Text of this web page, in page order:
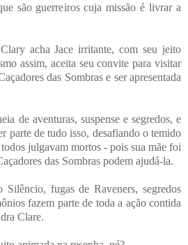
são guerreiros cuja missão é livrar a
acha Jace irritante, com seu jeito
assim, aceita seu convite para visitar
das Sombras e ser apresentada
de aventuras, suspense e segredos, e
parte de tudo isso, desafiando o temido
julgavam mortos - pois sua mãe foi
das Sombras podem ajudá-la.
fugas de Raveners, segredos
fazem parte de toda a ação contida
Clare.